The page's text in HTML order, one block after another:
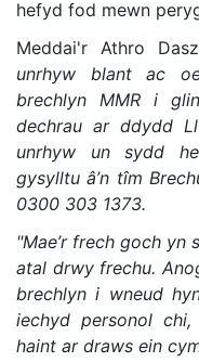
hefyd fod mewn
Meddai'r Athro
unrhyw blant ac
brechlyn MMR i
dechrau ar ddydd
unrhyw un sydd
gysylltu â’n tîm
0300 303 1373.
"Mae’r frech goch
atal drwy frechu.
brechlyn i wneud
iechyd personol
haint ar draws ein